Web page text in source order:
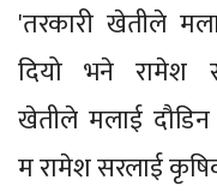
'तरकारी खेतीले
दियो भने रामेश
खेतीले मलाई
म रामेश सरलाई